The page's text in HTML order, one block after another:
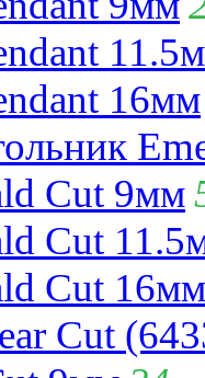
16мм
Cut 9мм
Cut
Cut 16мм
Cut